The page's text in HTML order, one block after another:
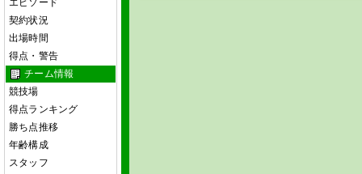
エピソード
契約状況
出場時間
得点・警告
チーム情報
競技場
得点ランキング
勝ち点推移
年齢構成
スタッフ